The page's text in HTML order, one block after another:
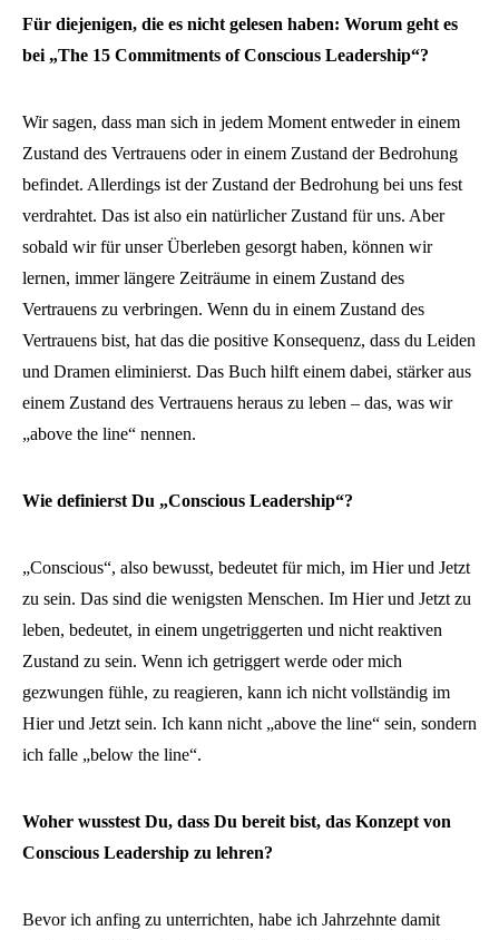
Für diejenigen, die es nicht gelesen haben: Worum geht es
bei „The 15 Commitments of Conscious Leadership“?
Wir sagen, dass man sich in jedem Moment entweder in einem
Zustand des Vertrauens oder in einem Zustand der Bedrohung
befindet. Allerdings ist der Zustand der Bedrohung bei uns fest
verdrahtet. Das ist also ein natürlicher Zustand für uns. Aber
sobald wir für unser Überleben gesorgt haben, können wir
lernen, immer längere Zeiträume in einem Zustand des
Vertrauens zu verbringen. Wenn du in einem Zustand des
Vertrauens bist, hat das die positive Konsequenz, dass du Leiden
und Dramen eliminierst. Das Buch hilft einem dabei, stärker aus
einem Zustand des Vertrauens heraus zu leben – das, was wir
„above the line“ nennen.
Wie definierst Du „Conscious Leadership“?
„Conscious“, also bewusst, bedeutet für mich, im Hier und Jetzt
zu sein. Das sind die wenigsten Menschen. Im Hier und Jetzt zu
leben, bedeutet, in einem ungetriggerten und nicht reaktiven
Zustand zu sein. Wenn ich getriggert werde oder mich
gezwungen fühle, zu reagieren, kann ich nicht vollständig im
Hier und Jetzt sein. Ich kann nicht „above the line“ sein, sondern
ich falle „below the line“.
Woher wusstest Du, dass Du bereit bist, das Konzept von
Conscious Leadership zu lehren?
Bevor ich anfing zu unterrichten, habe ich Jahrzehnte damit